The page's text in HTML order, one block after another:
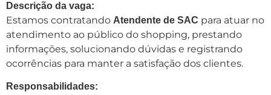
Descrição da vaga:
Estamos contratando Atendente de SAC para atuar no
atendimento ao público do shopping, prestando
informações, solucionando dúvidas e registrando
ocorrências para manter a satisfação dos clientes.
Responsabilidades: